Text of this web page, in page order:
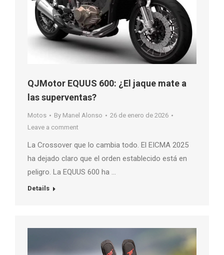
QJMotor EQUUS 600: ¿El jaque mate a
las superventas?
Motos By Manel Alonso
26 de enero de 2026
Leave a comment
La Crossover que lo cambia todo. El EICMA 2025
ha dejado claro que el orden establecido está en
peligro. La EQUUS 600 ha …
Details